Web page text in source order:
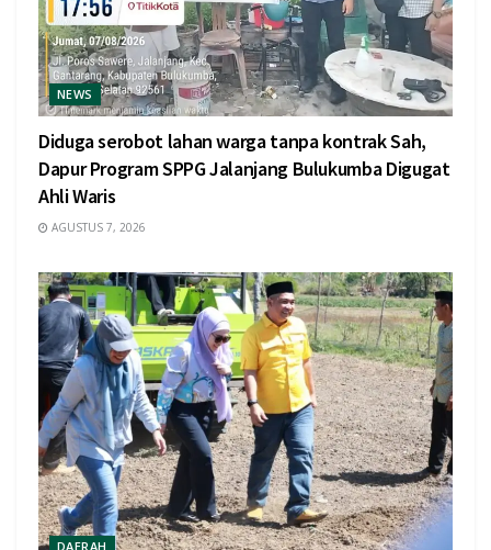
NEWS
Diduga serobot lahan warga tanpa kontrak Sah,
Dapur Program SPPG Jalanjang Bulukumba Digugat
Ahli Waris
AGUSTUS 7, 2026
DAERAH